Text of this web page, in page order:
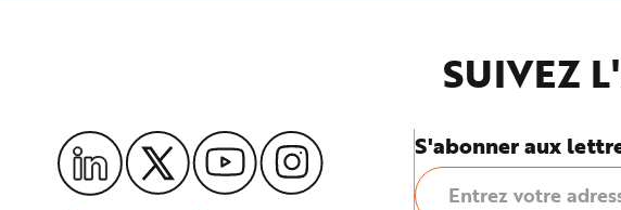
SUIVEZ
S'abonner aux